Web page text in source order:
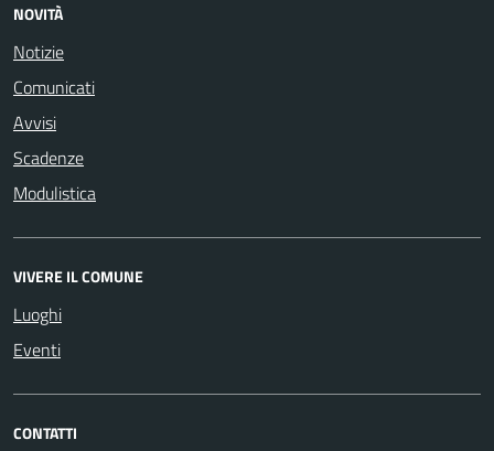
NOVITÀ
Notizie
Comunicati
Avvisi
Scadenze
Modulistica
VIVERE IL COMUNE
Luoghi
Eventi
CONTATTI